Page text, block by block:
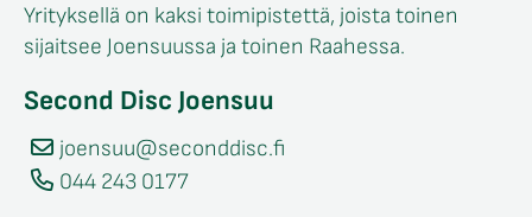
Yrityksellä on kaksi toimipistettä, joista toinen
sijaitsee Joensuussa ja toinen Raahessa.
Second Disc Joensuu
joensuu@seconddisc.fi
044 243 0177